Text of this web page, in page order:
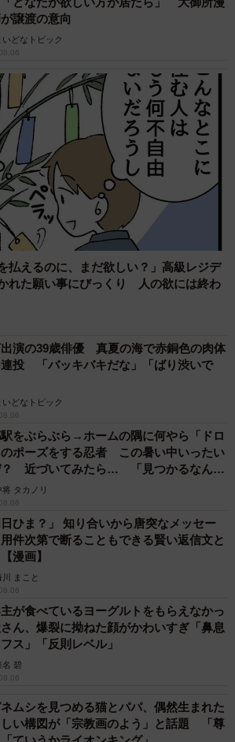
ムシを見つめる猫とパパ、偶然生まれた
い構図が「宗教画のよう」と話題 「尊
木 香奈
ッサリと切った飼い主が帰宅すると→愛
ちの反応に「ワンコ様でも戸惑うのね
）」「困り顔がかわいい」
ッサリと切った飼い主が帰宅すると→愛
の反応に「ワンコ様でも戸惑うのね
」「困り顔がかわいい」
木 香奈
と片目の失明、3時間おきの壮絶な介護を
えた猫 「叶わないかもしれない」と覚
19歳の誕生日を迎えて感動
川 諭香
と青くなる」ほんとに！？ 「自然の染
に その理由とは…？